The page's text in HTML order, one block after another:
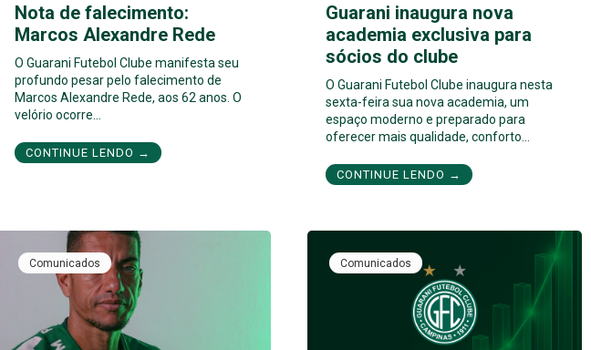
Nota de falecimento:
Marcos Alexandre Rede
O Guarani Futebol Clube manifesta seu
profundo pesar pelo falecimento de
Marcos Alexandre Rede, aos 62 anos. O
velório ocorre…
CONTINUE LENDO →
Guarani inaugura nova
academia exclusiva para
sócios do clube
O Guarani Futebol Clube inaugura nesta
sexta-feira sua nova academia, um
espaço moderno e preparado para
oferecer mais qualidade, conforto…
CONTINUE LENDO →
Comunicados Comunicados